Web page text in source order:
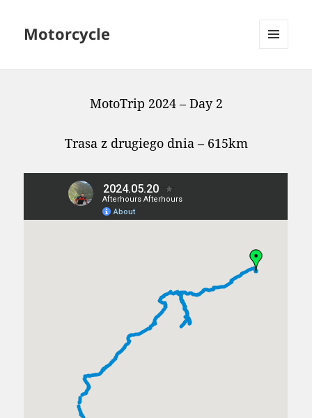
Motorcycle
MotoTrip 2024 – Day 2
Trasa z drugiego dnia – 615km